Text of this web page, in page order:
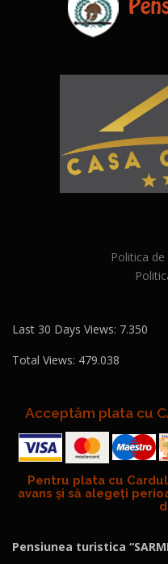
Politica
Last 30 Days Views: 7.350
Total Views: 479.038
Acceptăm plata cu
Pentru plata cu
avans și să alegeți
Pensiunea turistica